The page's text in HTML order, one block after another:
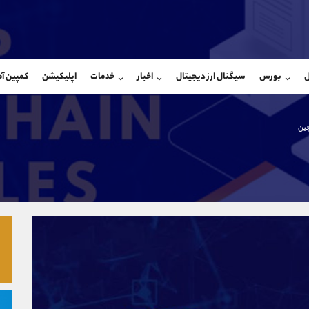
بورس سیگنال ارز دیجیتال اخبار خدمات اپلیکیشن کمپین
شروع گفتگو
@Armteam_admin_104
واتساپ شروع
تلگرام
داخلی